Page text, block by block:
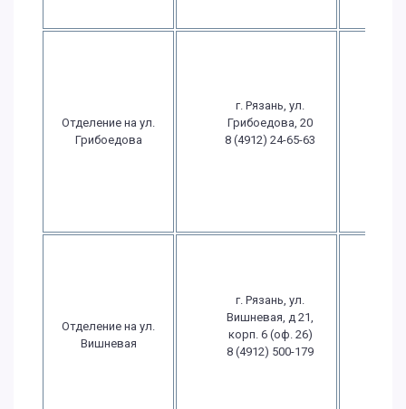
Отделение на ул.
Грибоедова
г. Рязань, ул.
Грибоедова, 20
8 (4912) 24-65-63
Отделение на ул.
Вишневая
г. Рязань, ул.
Вишневая, д 21,
корп. 6 (оф. 26)
8 (4912) 500-179